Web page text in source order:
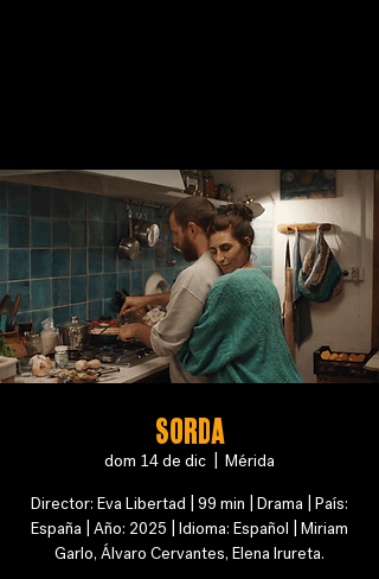
SORDA
dom 14 de dic
Mérida
Director: Eva Libertad | 99 min | Drama | País:
España | Año: 2025 | Idioma: Español | Miriam
Garlo, Álvaro Cervantes, Elena Irureta.